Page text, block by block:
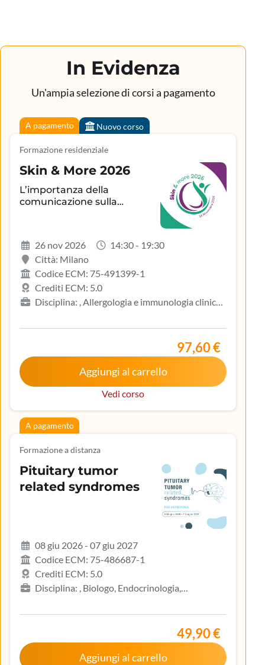
In Evidenza
Un'ampia selezione di corsi a pagamento
A pagamento Nuovo corso
Formazione residenziale
Skin & More 2026
L’importanza della
comunicazione sulla
dermatologica
26 nov 2026
14:30 - 19:30
Città: Milano
Codice ECM: 75-491399-1
Crediti ECM: 5.0
Disciplina: , Allergologia e immunologia clinica,
Medicina del lavoro e sicurezza degli ambienti di
lavoro, Medicina generale (medici di famiglia)
97,60 €
Aggiungi al carrello
Vedi corso
A pagamento
Formazione a distanza
Pituitary tumor
related syndromes
08 giu 2026 - 07 giu 2027
Codice ECM: 75-486687-1
Crediti ECM: 5.0
Disciplina: , Biologo, Endocrinologia,
ostetricia, Infermiere, Infermiere pediatrico,
Iscritto nell’elenco speciale ad esaurimento,
Malattie metaboliche e diabetologia, Medicina
interna, Oncologia, Pediatria, Pediatria (Pediatri di
49,90 €
Aggiungi al carrello